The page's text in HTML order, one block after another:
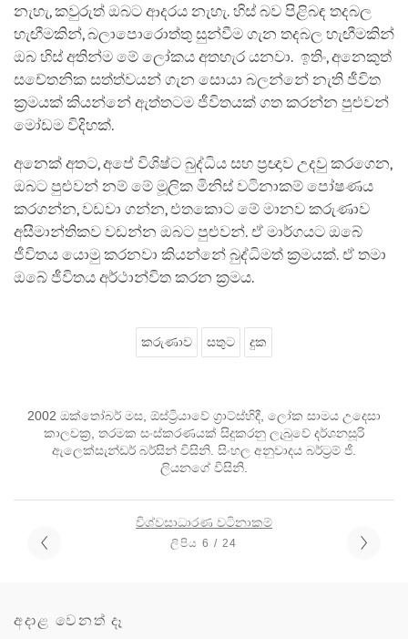
නැහැ, කවුරුත් ඔබට ආදරය නැහැ. හිස් බව පිළිබඳ තදබල
හැඟීමකින්, බලාපොරොත්තු සුන්වීම ගැන තදබල හැඟීමකින්
ඔබ හිස් අතින්ම මේ ලෝකය අතහැර යනවා. ඉතිං, අනෙකුත්
සචේතනික සත්ත්වයන් ගැන සොයා බලන්නේ නැති ජීවිත
ක්‍රමයක් කියන්නේ ඇත්තටම ජීවිතයක් ගත කරන්න පුළුවන්
මෝඩම විදිහක්.
අනෙක් අතට, අපේ විශිෂ්ට බුද්ධිය සහ ප්‍රඥාව උදවු කරගෙන,
ඔබට පුළුවන් නම් මේ මූලික මිනිස් වටිනාකම් පෝෂණය
කරගන්න, වඩවා ගන්න, එතකොට මේ මානව කරුණාව
අසීමාන්තිකව වඩන්න ඔබට පුළුවන්. ඒ මාර්ගයට ඔබේ
ජීවිතය යොමු කරනවා කියන්නේ බුද්ධිමත් ක්‍රමයක්. ඒ තමා
ඔබේ ජීවිතය අර්ථාන්විත කරන ක්‍රමය.
කරුණාව සතුට දුක
2002 ඔක්තෝබර් මස, ඕස්ට්‍රියාවේ ග්‍රාට්ස්හිදී, ලෝක සාමය උදෙසා
කාලචක්‍ර, තරමක සංස්කරණයක් සිදුකරනු ලැබුවේ දර්ශනසූරි
ඇලෙක්සැන්ඩර් බර්සින් විසිනි. සිංහල අනුවාදය බර්ට්‍රම් ජී.
ලියනගේ විසිනි.
විශ්වසාධාරණ වටිනාකම්
ලිපිය 6 / 24
අදාළ වෙනත් දෑ